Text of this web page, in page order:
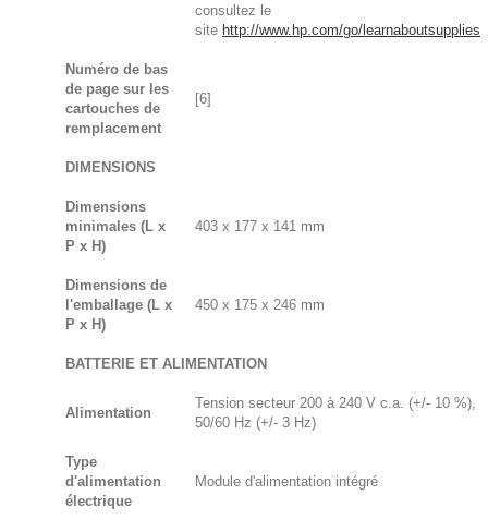
consultez le
site http://www.hp.com/go/learnaboutsupplies
Numéro de bas
de page sur les
cartouches de
remplacement
[6]
DIMENSIONS
Dimensions
minimales (L x
P x H)
403 x 177 x 141 mm
Dimensions de
l'emballage (L x
P x H)
450 x 175 x 246 mm
BATTERIE ET ALIMENTATION
Alimentation
Tension secteur 200 à 240 V c.a. (+/- 10 %),
50/60 Hz (+/- 3 Hz)
Type
d'alimentation
électrique
Module d'alimentation intégré